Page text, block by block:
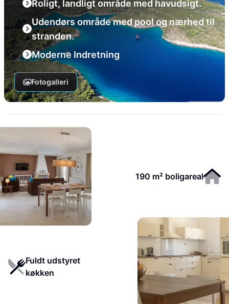
Roligt, landligt område med havudsigt.
Udendørs område med pool og nærhed til
stranden.
Moderne Indretning
Fotogalleri
190 m² boligareal
Fuldt udstyret
køkken